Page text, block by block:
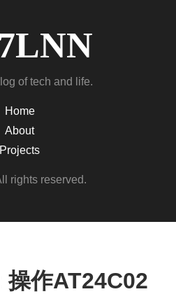
of tech and life.
Home
About
Projects
rights reserved.
操作AT24C02